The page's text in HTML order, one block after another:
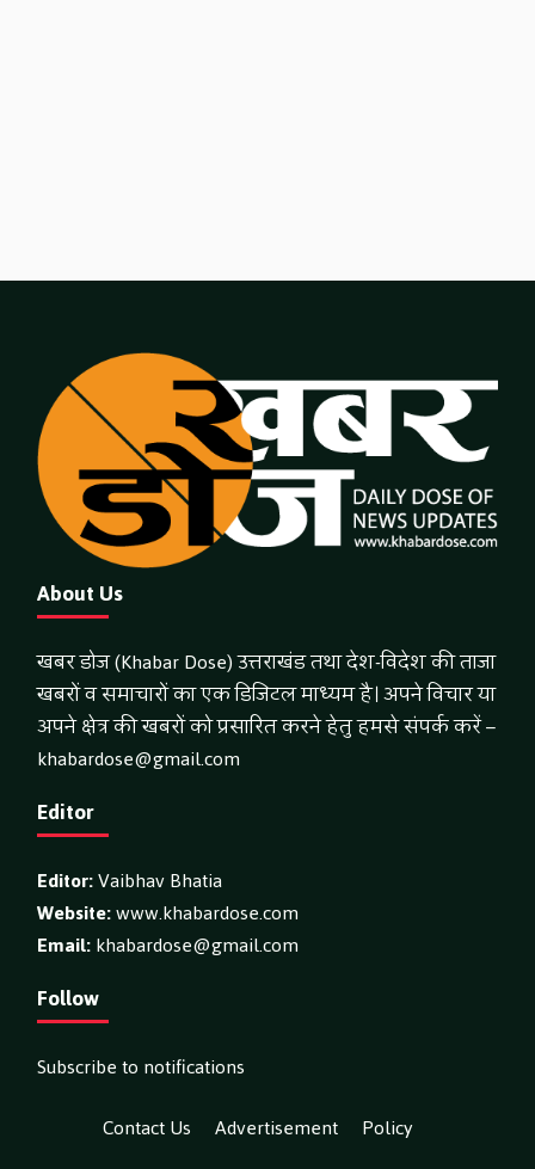
About Us
खबर डोज (Khabar Dose) उत्तराखंड तथा देश-विदेश की ताजा
खबरों व समाचारों का एक डिजिटल माध्यम है। अपने विचार या
अपने क्षेत्र की खबरों को प्रसारित करने हेतु हमसे संपर्क करें –
khabardose@gmail.com
Editor
Editor:Vaibhav Bhatia
Website:www.khabardose.com
Email:khabardose@gmail.com
Follow
Subscribe to notifications
Contact Us
Advertisement
Policy